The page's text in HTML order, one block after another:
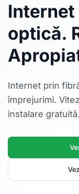
optică.
Internet prin
împrejurimi.
instalare gratuită.
Divertisment
Televiziune
Analogică și digitală,